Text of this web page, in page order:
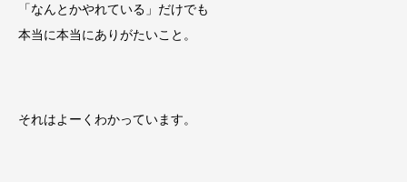
「なんとかやれている」だけでも
本当に本当にありがたいこと。
それはよーくわかっています。